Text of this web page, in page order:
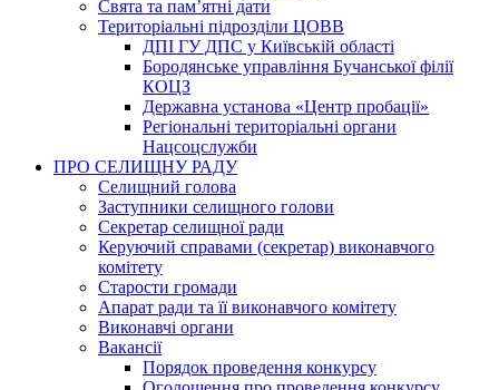
Свята та пам’ятні дати
Територіальні підрозділи ЦОВВ
ДПІ ГУ ДПС у Київській області
Бородянське управління Бучанської філії
КОЦЗ
Державна установа «Центр пробації»
Регіональні територіальні органи
Нацсоцслужби
ПРО СЕЛИЩНУ РАДУ
Селищний голова
Заступники селищного голови
Секретар селищної ради
Керуючий справами (секретар) виконавчого
комітету
Старости громади
Апарат ради та її виконавчого комітету
Виконавчі органи
Вакансії
Порядок проведення конкурсу